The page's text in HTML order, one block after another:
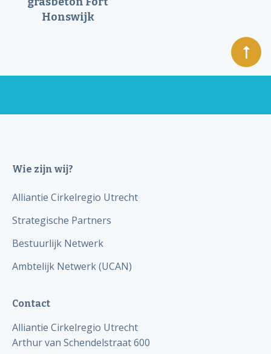
Honswijk
Wie zijn wij?
Alliantie Cirkelregio Utrecht
Strategische Partners
Bestuurlijk Netwerk
Ambtelijk Netwerk (UCAN)
Contact
Alliantie Cirkelregio Utrecht
Arthur van Schendelstraat 600